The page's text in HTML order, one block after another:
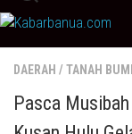
Skip
to
content
DAERAH / TANAH
Pasca